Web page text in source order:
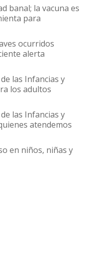
banal; la vacuna es
para
ocurridos
alerta
las Infancias y
los adultos
las Infancias y
atendemos
en niños, niñas y